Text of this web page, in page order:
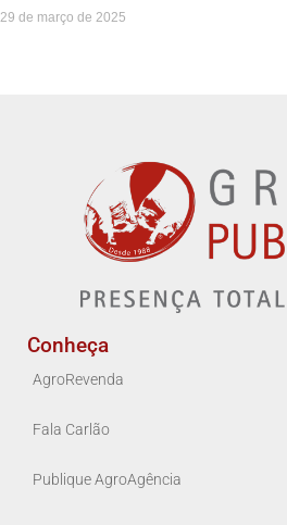
29 de março de 2025
Conheça
AgroRevenda
Fala Carlão
Publique AgroAgência